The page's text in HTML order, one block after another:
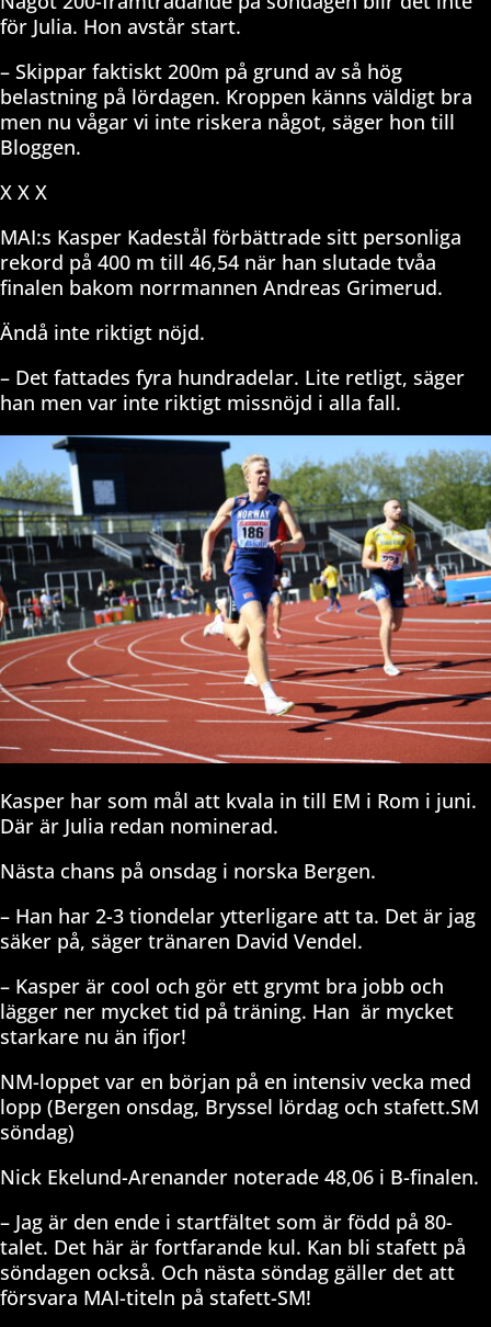
för Julia. Hon avstår start.
– Skippar faktiskt 200m på grund av så hög
belastning på lördagen. Kroppen känns väldigt bra
men nu vågar vi inte riskera något, säger hon till
Bloggen.
X X X
MAI:s Kasper Kadestål förbättrade sitt personliga
rekord på 400 m till 46,54 när han slutade tvåa
finalen bakom norrmannen Andreas Grimerud.
Ändå inte riktigt nöjd.
– Det fattades fyra hundradelar. Lite retligt, säger
han men var inte riktigt missnöjd i alla fall.
Kasper har som mål att kvala in till EM i Rom i juni.
Där är Julia redan nominerad.
Nästa chans på onsdag i norska Bergen.
– Han har 2-3 tiondelar ytterligare att ta. Det är jag
säker på, säger tränaren David Vendel.
– Kasper är cool och gör ett grymt bra jobb och
lägger ner mycket tid på träning. Han är mycket
starkare nu än ifjor!
NM-loppet var en början på en intensiv vecka med
lopp (Bergen onsdag, Bryssel lördag och stafett.SM
söndag)
Nick Ekelund-Arenander noterade 48,06 i B-finalen.
– Jag är den ende i startfältet som är född på 80-
talet. Det här är fortfarande kul. Kan bli stafett på
söndagen också. Och nästa söndag gäller det att
försvara MAI-titeln på stafett-SM!